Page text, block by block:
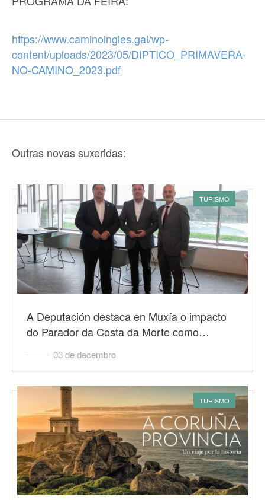
https://www.caminoingles.gal/wp-
content/uploads/2023/05/DIPTICO_PRIMAVERA-
NO-CAMINO_2023.pdf
Outras novas suxeridas:
TURISMO
A Deputación destaca en Muxía o impacto
do Parador da Costa da Morte como…
03 de decembro
TURISMO